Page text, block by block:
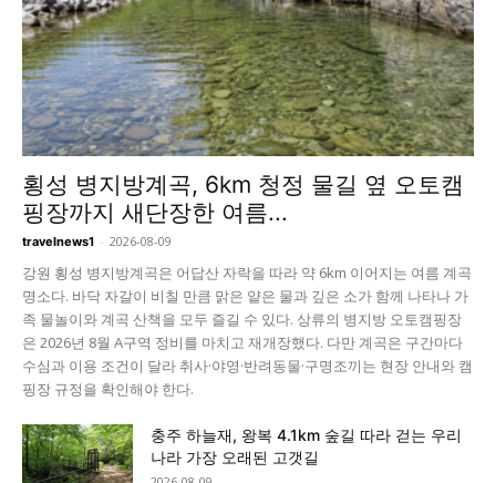
횡성 병지방계곡, 6km 청정 물길 옆 오토캠
핑장까지 새단장한 여름...
travelnews1 - 2026-08-09
강원 횡성 병지방계곡은 어답산 자락을 따라 약 6km 이어지는 여름 계곡
명소다. 바닥 자갈이 비칠 만큼 맑은 얕은 물과 깊은 소가 함께 나타나 가
족 물놀이와 계곡 산책을 모두 즐길 수 있다. 상류의 병지방 오토캠핑장
은 2026년 8월 A구역 정비를 마치고 재개장했다. 다만 계곡은 구간마다
수심과 이용 조건이 달라 취사·야영·반려동물·구명조끼는 현장 안내와 캠
핑장 규정을 확인해야 한다.
충주 하늘재, 왕복 4.1km 숲길 따라 걷는 우리
나라 가장 오래된 고갯길